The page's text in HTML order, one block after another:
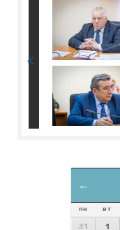
←
ПН ВТ
31 1